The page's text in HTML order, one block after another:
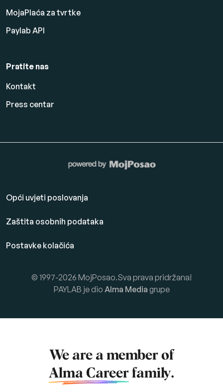
MojaPlaća za tvrtke
Paylab API
Pratite nas
Kontakt
Press centar
Opći uvjeti poslovanja
Zaštita osobnih podataka
Postavke kolačića
© 1997-2026 MojPosao.Sva prava pridržana!
PAYLAB je dio Alma Media grupe
We are a member of
Alma Career family.